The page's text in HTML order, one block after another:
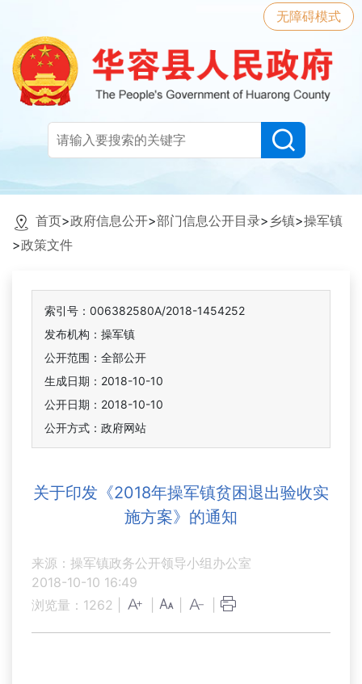
无障碍模式
首页>政府信息公开>部门信息公开目录> 乡镇>操军镇
>政策文件
索引号：006382580A/2018-1454252
发布机构：操军镇
公开范围：全部公开
生成日期：2018-10-10
公开日期：2018-10-10
公开方式：政府网站
关于印发《2018年操军镇贫困退出验收实
施方案》的通知
来源：操军镇政务公开领导小组办公室
2018-10-10 16:49
浏览量： 1262